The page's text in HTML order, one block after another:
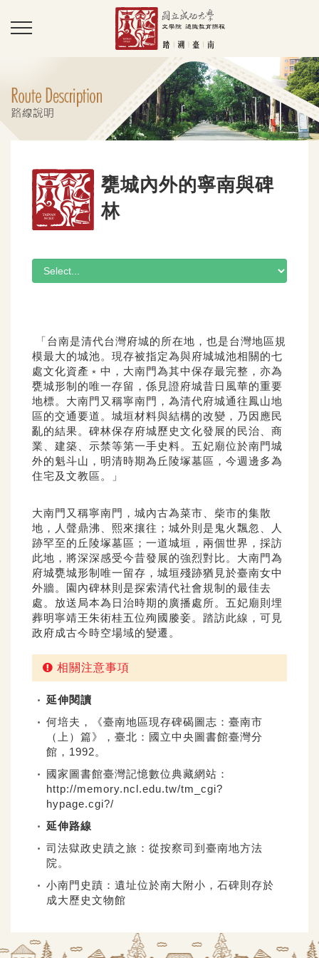
甕城內外的寧南與碑
林
「台南是清代台灣府城的所在地，也是台灣地區規
模最大的城池。現存被指定為與府城城池相關的七
處文化資產﹡中，大南門為其中保存最完整，亦為
甕城形制的唯一存留，係見證府城昔日風華的重要
地標。大南門又稱寧南門，為清代府城通往鳳山地
區的交通要道。城垣材料與結構的改變，乃因應民
亂的結果。碑林保存府城歷史文化發展的民治、商
業、建築、示禁等第一手史料。五妃廟位於南門城
外的魁斗山，明清時期為丘陵塚墓區，今週邊多為
住宅及文教區。」
大南門又稱寧南門，城內古為菜市、柴市的集散
地，人聲鼎沸、熙來攘往；城外則是鬼火飄忽、人
跡罕至的丘陵塚墓區；一道城垣，兩個世界，採訪
此地，將深深感受今昔發展的強烈對比。大南門為
府城甕城形制唯一留存，城垣殘跡猶見於臺南女中
外牆。園內碑林則是探索清代社會規制的最佳去
處。放送局本為日治時期的廣播處所。五妃廟則埋
葬明寧靖王朱術桂五位殉國媵妾。踏訪此線，可見
政府成古今時空場域的變遷。
相關注意事項
延伸閱讀
何培夫，《臺南地區現存碑碣圖志：臺南市
（上）篇》，臺北：國立中央圖書館臺灣分
館，1992。
國家圖書館臺灣記憶數位典藏網站：
http://memory.ncl.edu.tw/tm_cgi?
hypage.cgi?/
延伸路線
司法獄政史蹟之旅：從按察司到臺南地方法
院。
小南門史蹟：遺址位於南大附小，石碑則存於
成大歷史文物館